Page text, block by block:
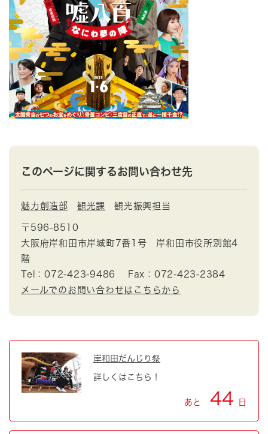
このページに関するお問い合わせ先
魅力創造部 観光課 観光振興担当
〒596-8510
大阪府岸和田市岸城町7番1号 岸和田市役所別館4
階
Tel：072-423-9486
Fax：072-423-2384
メールでのお問い合わせはこちらから
岸和田だんじり祭
詳しくはこちら！
あと 44 日